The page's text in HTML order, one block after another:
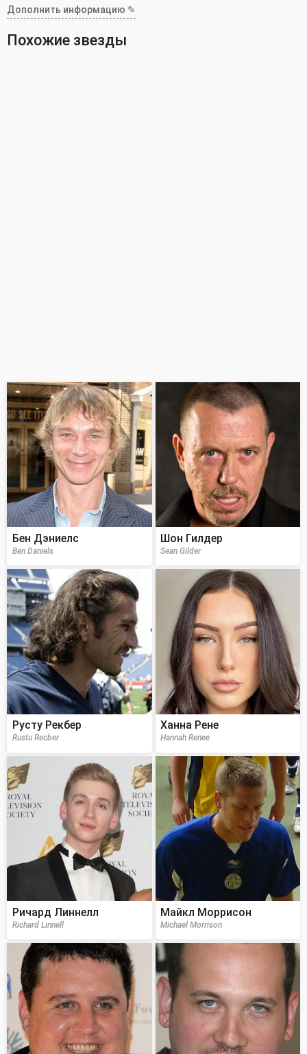
Дополнить информацию ✎
Похожие звезды
Бен Дэниелс
Ben Daniels
Шон Гилдер
Sean Gilder
Русту Рекбер
Rustu Recber
Ханна Рене
Hannah Renee
Ричард Линнелл
Richard Linnell
Майкл Моррисон
Michael Morrison